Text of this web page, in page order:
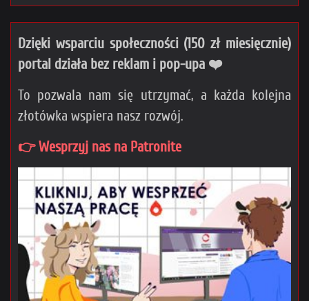
Dzięki wsparciu społeczności (150 zł miesięcznie)
portal działa bez reklam i pop-upa ❤️
To pozwala nam się utrzymać, a każda kolejna
złotówka wspiera nasz rozwój.
👉 Wesprzyj nas na Patronite